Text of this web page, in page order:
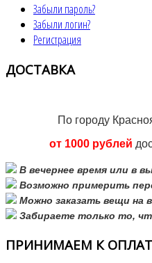
Забыли пароль?
Забыли логин?
Регистрация
ДОСТАВКА
По городу
от 1000 рублей
В вечернее время или в
Возможно примерить
Можно заказать вещи на
Забираете только то,
ПРИНИМАЕМ К